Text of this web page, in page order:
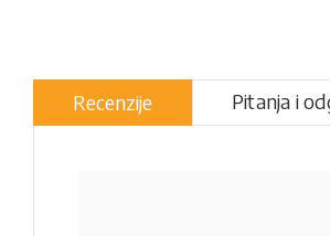
Recenzije Pitanja i